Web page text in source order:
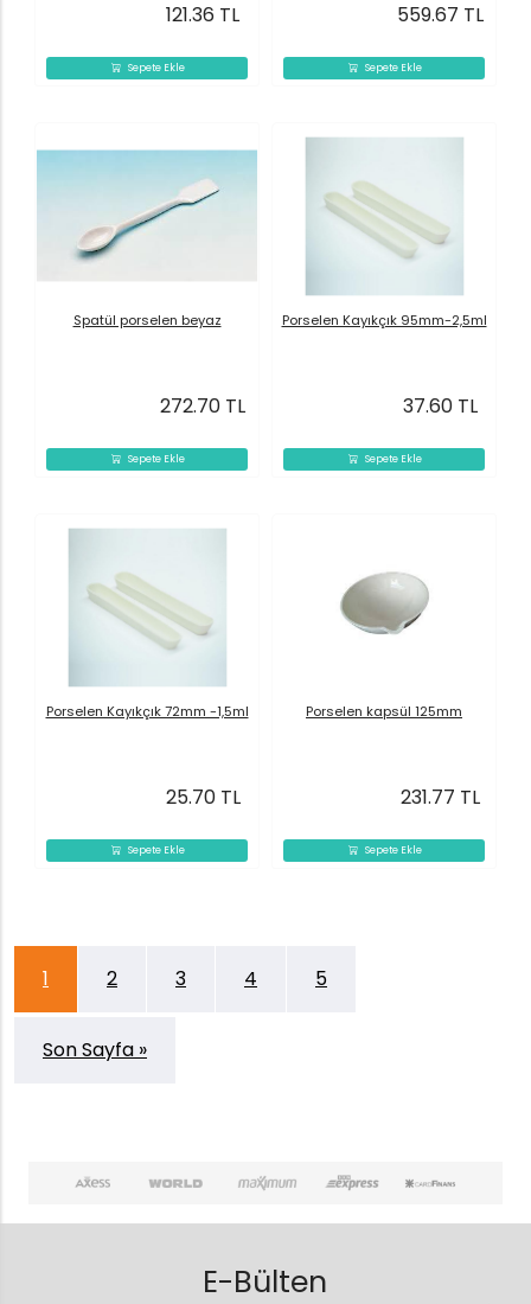
Sepete Ekle
121.36 TL
Sepete Ekle
559.67 TL
Sepete Ekle
Spatül porselen beyaz
272.70 TL
Sepete Ekle
Porselen Kayıkçık 95mm-2,5ml
37.60 TL
Sepete Ekle
Porselen Kayıkçık 72mm -1,5ml
25.70 TL
Sepete Ekle
Porselen kapsül 125mm
231.77 TL
1 2 3 4 5
Son Sayfa »
E-Bülten